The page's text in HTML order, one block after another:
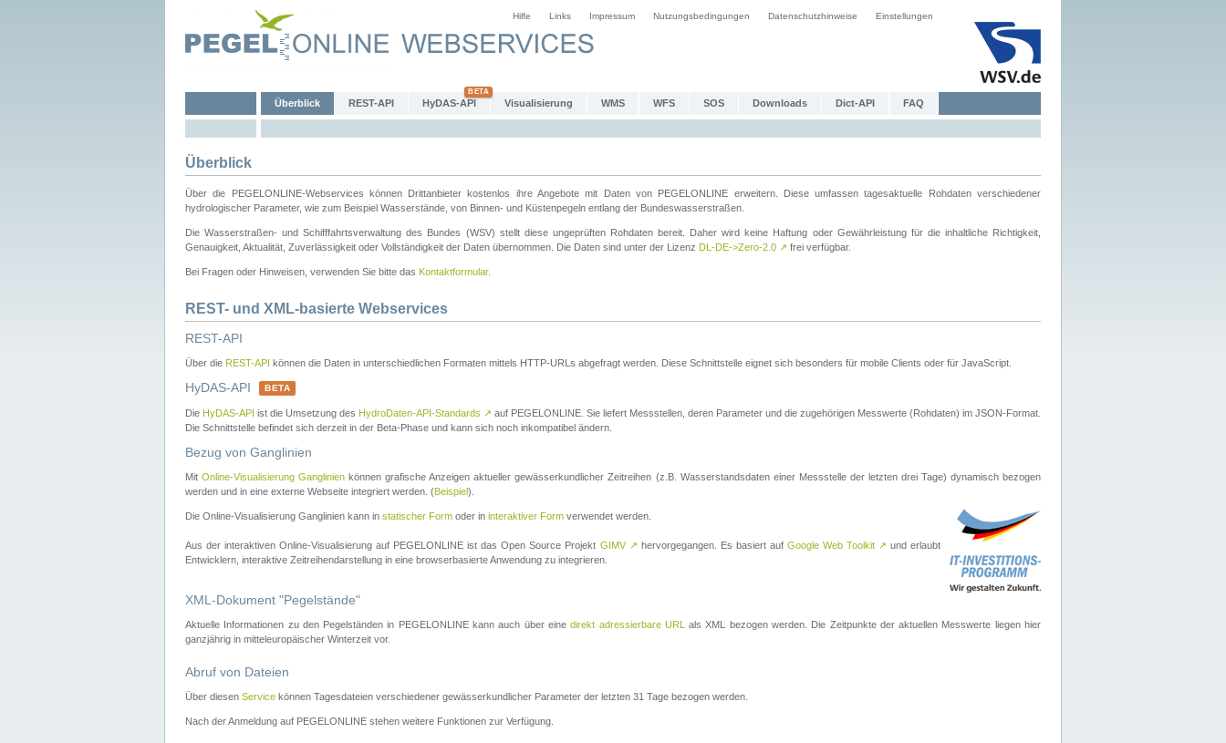
Hilfe Links Impressum Nutzungsbedingungen Datenschutzhinweise Einstellungen
Überblick REST-API HyDAS-API Visualisierung WMS WFS SOS Downloads Dict-API FAQ
Überblick
Über die PEGELONLINE-Webservices können Drittanbieter kostenlos ihre Angebote mit Daten von PEGELONLINE erweitern. Diese umfassen tagesaktuelle Rohdaten verschiedener
hydrologischer Parameter, wie zum Beispiel Wasserstände, von Binnen- und Küstenpegeln entlang der Bundeswasserstraßen.
Die Wasserstraßen- und Schifffahrtsverwaltung des Bundes (WSV) stellt diese ungeprüften Rohdaten bereit. Daher wird keine Haftung oder Gewährleistung für die inhaltliche Richtigkeit,
Genauigkeit, Aktualität, Zuverlässigkeit oder Vollständigkeit der Daten übernommen. Die Daten sind unter der Lizenz DL-DE->Zero-2.0 ↗ frei verfügbar.
Bei Fragen oder Hinweisen, verwenden Sie bitte das Kontaktformular.
REST- und XML-basierte Webservices
REST-API
Über die REST-API können die Daten in unterschiedlichen Formaten mittels HTTP-URLs abgefragt werden. Diese Schnittstelle eignet sich besonders für mobile Clients oder für JavaScript.
HyDAS-API BETA
Die HyDAS-API ist die Umsetzung des HydroDaten-API-Standards ↗ auf PEGELONLINE. Sie liefert Messstellen, deren Parameter und die zugehörigen Messwerte (Rohdaten) im JSON-Format.
Die Schnittstelle befindet sich derzeit in der Beta-Phase und kann sich noch inkompatibel ändern.
Bezug von Ganglinien
MitOnline-Visualisierung Ganglinien können grafische Anzeigen aktueller gewässerkundlicher Zeitreihen (z.B. Wasserstandsdaten einer Messstelle der letzten drei Tage) dynamisch bezogen
werden und in eine externe Webseite integriert werden. (Beispiel).
Die Online-Visualisierung Ganglinien kann in statischer Form oder in interaktiver Form verwendet werden.
Aus der interaktiven Online-Visualisierung auf PEGELONLINE ist das Open Source Projekt GIMV ↗ hervorgegangen. Es basiert auf Google Web Toolkit ↗ und erlaubt
Entwicklern, interaktive Zeitreihendarstellung in eine browserbasierte Anwendung zu integrieren.
XML-Dokument "Pegelstände"
Aktuelle Informationen zu den Pegelständen in PEGELONLINE kann auch über einedirekt adressierbare URL
als XML bezogen werden. Die Zeitpunkte der aktuellen Messwerte liegen hier
ganzjährig in mitteleuropäischer Winterzeit vor.
Abruf von Dateien
Über diesen Service können Tagesdateien verschiedener gewässerkundlicher Parameter der letzten 31 Tage bezogen werden.
Nach der Anmeldung auf PEGELONLINE stehen weitere Funktionen zur Verfügung.